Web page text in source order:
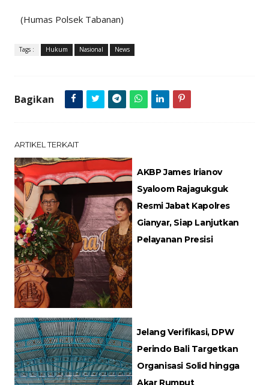
(Humas Polsek Tabanan)
Tags : Hukum Nasional News
Bagikan
ARTIKEL TERKAIT
AKBP James Irianov
Syaloom Rajagukguk
Resmi Jabat Kapolres
Gianyar, Siap Lanjutkan
Pelayanan Presisi
Jelang Verifikasi, DPW
Perindo Bali Targetkan
Organisasi Solid hingga
Akar Rumput